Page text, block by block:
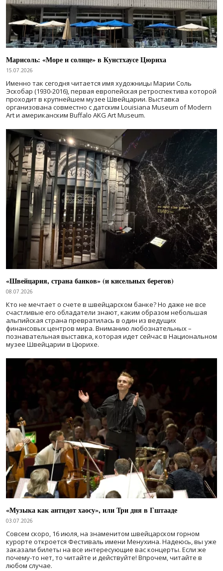
Марисоль: «Море и солнце» в Кунстхаусе Цюриха
15.07.2026
Именно так сегодня читается имя художницы Марии Соль
Эскобар (1930-2016), первая европейская ретроспектива которой
проходит в крупнейшем музее Швейцарии. Выставка
организована совместно с датским Louisiana Museum of Modern
Art и американским Buffalo AKG Art Museum.
«Швейцария, страна банков» (и кисельных берегов)
08.07.2026
Кто не мечтает о счете в швейцарском банке? Но даже не все
счастливые его обладатели знают, каким образом небольшая
альпийская страна превратилась в один из ведущих
финансовых центров мира. Вниманию любознательных –
познавательная выставка, которая идет сейчас в Национальном
музее Швейцарии в Цюрихе.
«Музыка как антидот хаосу», или Три дня в Гштааде
03.07.2026
Совсем скоро, 16 июля, на знаменитом швейцарском горном
курорте откроется Фестиваль имени Менухина. Надеюсь, вы уже
заказали билеты на все интересующие вас концерты. Если же
почему-то нет, то читайте и действуйте! Впрочем, читайте в
любом случае.